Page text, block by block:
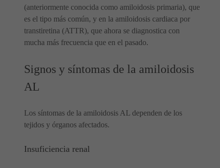
(anteriormente conocida como amiloidosis primaria), que
es el tipo más común, y en la amiloidosis cardiaca por
transtiretina (ATTR), que ahora se diagnostica con
mucha más frecuencia que en el pasado.
Signos y síntomas de la amiloidosis
AL
Los síntomas de la amiloidosis AL dependen de los
tejidos y órganos afectados.
Insuficiencia renal